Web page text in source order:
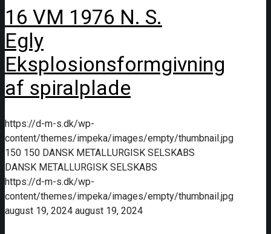
16 VM 1976 N. S.
Egly
Eksplosionsformgivning
af spiralplade
https://d-m-s.dk/wp-
content/themes/impeka/images/empty/thumbnail.jpg
150 150 DANSK METALLURGISK SELSKABS
DANSK METALLURGISK SELSKABS
https://d-m-s.dk/wp-
content/themes/impeka/images/empty/thumbnail.jpg
august 19, 2024 august 19, 2024